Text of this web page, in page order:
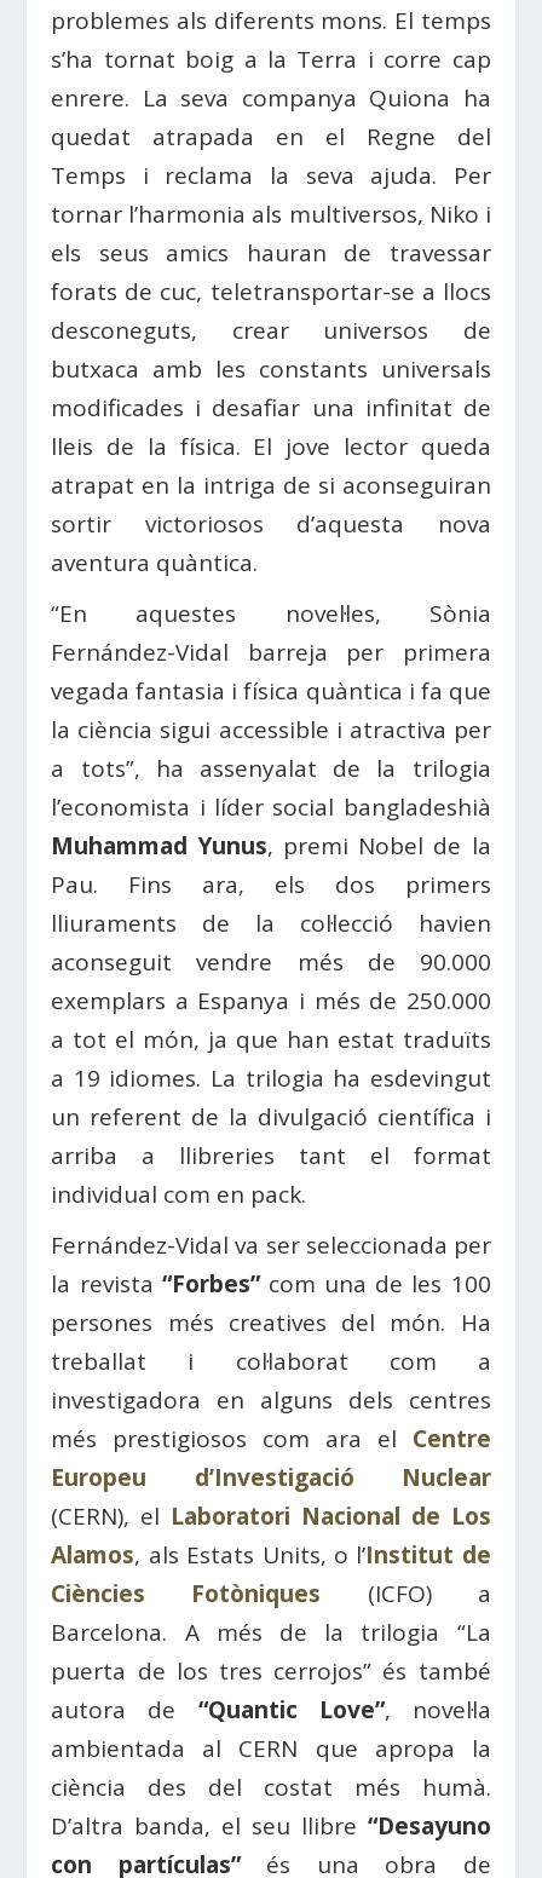
problemes als diferents mons. El temps
s’ha tornat boig a la Terra i corre cap
enrere. La seva companya Quiona ha
quedat atrapada en el Regne del
Temps i reclama la seva ajuda. Per
tornar l’harmonia als multiversos, Niko i
els seus amics hauran de travessar
forats de cuc, teletransportar-se a llocs
desconeguts, crear universos de
butxaca amb les constants universals
modificades i desafiar una infinitat de
lleis de la física. El jove lector queda
atrapat en la intriga de si aconseguiran
sortir victoriosos d’aquesta nova
aventura quàntica.
“En aquestes novel·les, Sònia
Fernández-Vidal barreja per primera
vegada fantasia i física quàntica i fa que
la ciència sigui accessible i atractiva per
a tots”, ha assenyalat de la trilogia
l’economista i líder social bangladeshià
Muhammad Yunus, premi Nobel de la
Pau. Fins ara, els dos primers
lliuraments de la col·lecció havien
aconseguit vendre més de 90.000
exemplars a Espanya i més de 250.000
a tot el món, ja que han estat traduïts
a 19 idiomes. La trilogia ha esdevingut
un referent de la divulgació científica i
arriba a llibreries tant el format
individual com en pack.
Fernández-Vidal va ser seleccionada per
la revista “Forbes”com una de les 100
persones més creatives del món. Ha
treballat i col·laborat com a
investigadora en alguns dels centres
més prestigiosos com ara el Centre
Europeu d’Investigació Nuclear
(CERN), el Laboratori Nacional de Los
Alamos, als Estats Units, o l’Institut de
Ciències Fotòniques (ICFO) a
Barcelona. A més de la trilogia “La
puerta de los tres cerrojos” és també
autora de “Quantic Love”, novel·la
ambientada al CERN que apropa la
ciència des del costat més humà.
D’altra banda, el seu llibre “Desayuno
con partículas”és una obra de